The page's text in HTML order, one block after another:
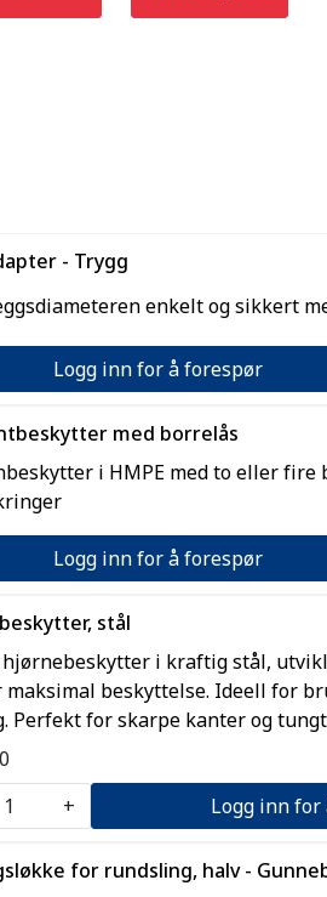
- Trygg
enkelt og sikkert
Logg inn for å forespør
med borrelås
i HMPE med to eller
Logg inn for å forespør
stål
hjørnebeskytter i kraftig stål,
beskyttelse. Ideell for
Perfekt for skarpe kanter og
+ Logg inn
for rundsling, halv -